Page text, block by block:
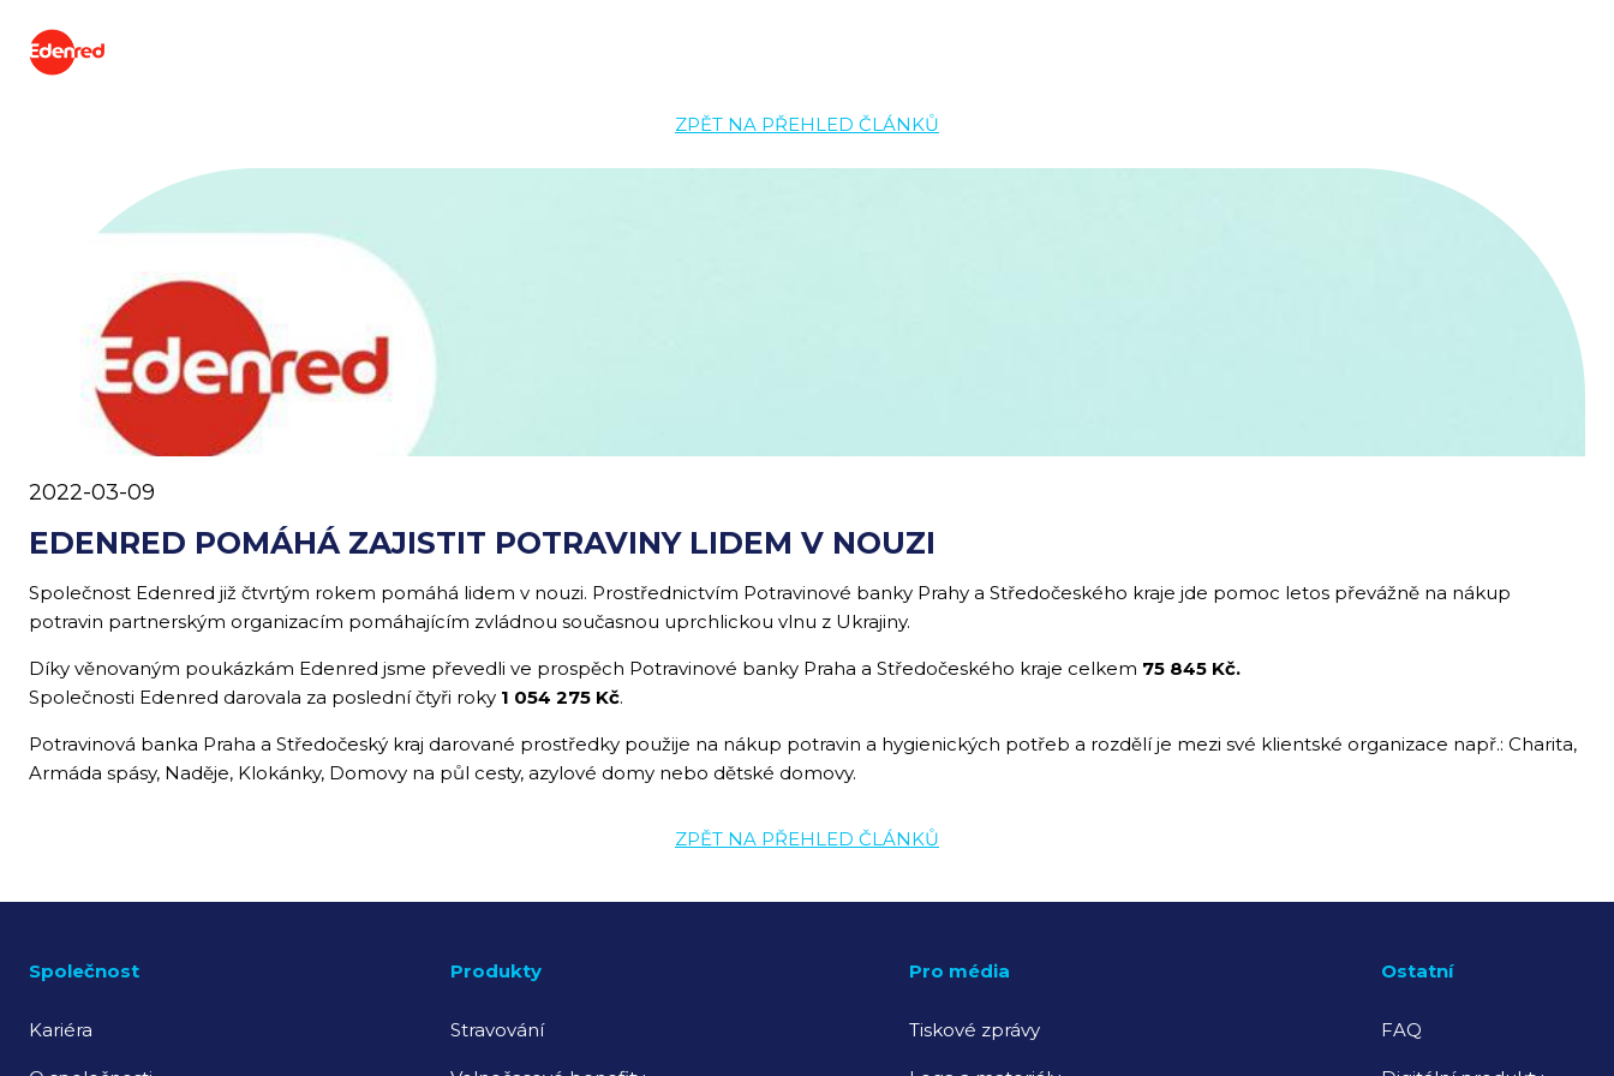
ZPĚT NA PŘEHLED ČLÁNKŮ
2022-03-09
EDENRED POMÁHÁ ZAJISTIT POTRAVINY LIDEM V NOUZI
Společnost Edenred již čtvrtým rokem pomáhá lidem v nouzi. Prostřednictvím Potravinové banky Prahy a Středočeského kraje jde pomoc letos převážně na nákup
potravin partnerským organizacím pomáhajícím zvládnou současnou uprchlickou vlnu z Ukrajiny.
Díky věnovaným poukázkám Edenred jsme převedli ve prospěch Potravinové banky Praha a Středočeského kraje celkem 75 845 Kč.
Společnosti Edenred darovala za poslední čtyři roky 1 054 275 Kč.
Potravinová banka Praha a Středočeský kraj darované prostředky použije na nákup potravin a hygienických potřeb a rozdělí je mezi své klientské organizace např.: Charita,
Armáda spásy, Naděje, Klokánky, Domovy na půl cesty, azylové domy nebo dětské domovy.
ZPĚT NA PŘEHLED ČLÁNKŮ
Společnost
Kariéra
Produkty
Stravování
Pro média
Tiskové zprávy
Ostatní
FAQ